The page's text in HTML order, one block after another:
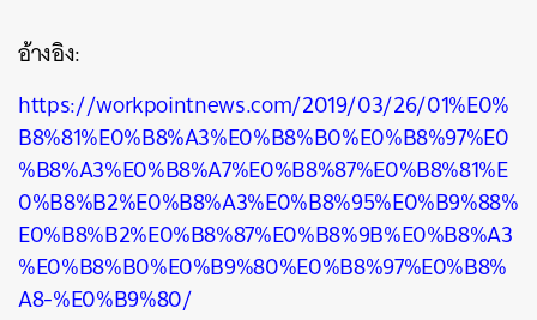
อ้างอิง:
https://workpointnews.com/2019/03/26/01%E0%
B8%81%E0%B8%A3%E0%B8%B0%E0%B8%97%E0
%B8%A3%E0%B8%A7%E0%B8%87%E0%B8%81%E
0%B8%B2%E0%B8%A3%E0%B8%95%E0%B9%88%
E0%B8%B2%E0%B8%87%E0%B8%9B%E0%B8%A3
%E0%B8%B0%E0%B9%80%E0%B8%97%E0%B8%
A8-%E0%B9%80/
ค้นหา
SHARE TWEET LINE EMAIL